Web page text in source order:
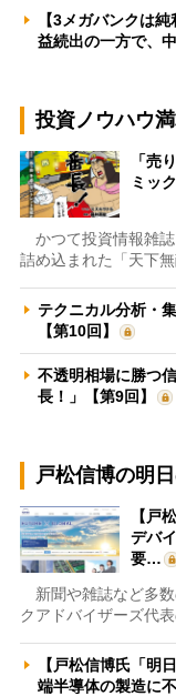
【3メガバンクは
益続出の一方で、
投資ノウハウ
「売
ミッ
かつて投資情報雑
詰め込まれた「天下
テクニカル分析・
【第10回】
不透明相場に勝つ
長！」【第9回】
戸松信博の明
【戸
デバ
要…
新聞や雑誌など多数
クアドバイザーズ代
【戸松信博氏「明
端半導体の製造に